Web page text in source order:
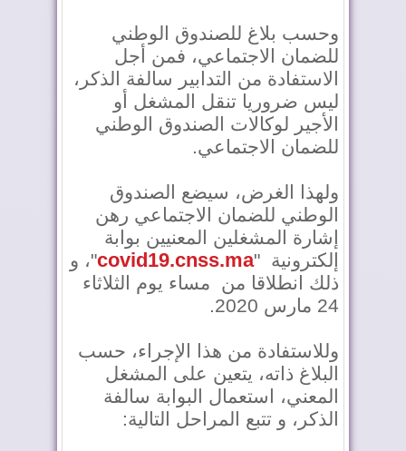
وحسب بلاغ للصندوق الوطني
للضمان الاجتماعي، فمن أجل
الاستفادة من التدابير سالفة الذكر،
ليس ضروريا تنقل المشغل أو
الأجير لوكالات الصندوق الوطني
للضمان الاجتماعي.
ولهذا الغرض، سيضع الصندوق
الوطني للضمان الاجتماعي رهن
إشارة المشغلين المعنيين بوابة
إلكترونية "covid19.cnss.ma"، و
ذلك انطلاقا من مساء يوم الثلاثاء
24 مارس 2020.
وللاستفادة من هذا الإجراء، حسب
البلاغ ذاته، يتعين على المشغل
المعني، استعمال البوابة سالفة
الذكر، و تتبع المراحل التالية: